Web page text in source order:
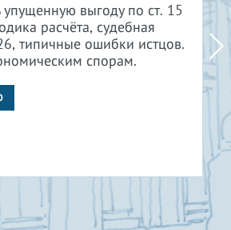
упущенную выгоду по ст. 15
расчёта, судебная
типичные ошибки истцов.
спорам.